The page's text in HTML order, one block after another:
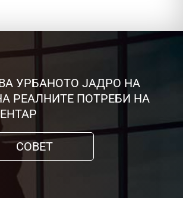
УРБАНОТО ЈАДРО НА
РЕАЛНИТЕ ПОТРЕБИ НА
СОВЕТ